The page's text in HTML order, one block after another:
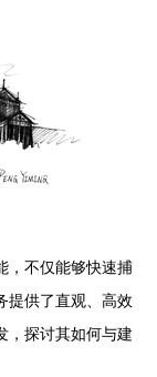
，不仅能够快速捕
提供了直观、高效
，探讨其如何与建